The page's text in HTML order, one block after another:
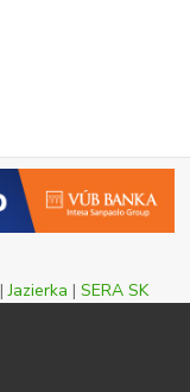
|Jazierka | SERA SK